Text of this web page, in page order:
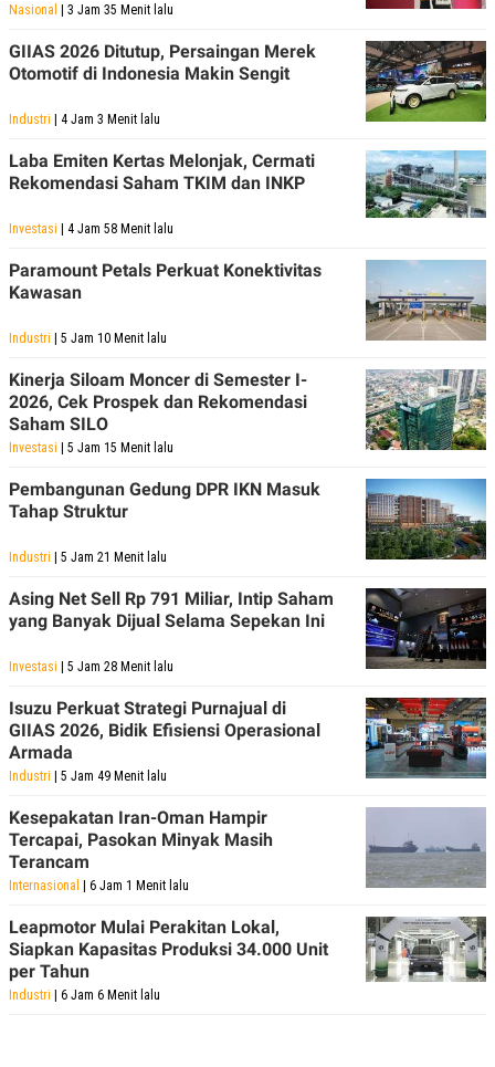
Nasional | 3 Jam 35 Menit lalu
GIIAS 2026 Ditutup, Persaingan Merek
Otomotif di Indonesia Makin Sengit
Industri | 4 Jam 3 Menit lalu
Laba Emiten Kertas Melonjak, Cermati
Rekomendasi Saham TKIM dan INKP
Investasi | 4 Jam 58 Menit lalu
Paramount Petals Perkuat Konektivitas
Kawasan
Industri | 5 Jam 10 Menit lalu
Kinerja Siloam Moncer di Semester I-
2026, Cek Prospek dan Rekomendasi
Saham SILO
Investasi | 5 Jam 15 Menit lalu
Pembangunan Gedung DPR IKN Masuk
Tahap Struktur
Industri | 5 Jam 21 Menit lalu
Asing Net Sell Rp 791 Miliar, Intip Saham
yang Banyak Dijual Selama Sepekan Ini
Investasi | 5 Jam 28 Menit lalu
Isuzu Perkuat Strategi Purnajual di
GIIAS 2026, Bidik Efisiensi Operasional
Armada
Industri | 5 Jam 49 Menit lalu
Kesepakatan Iran-Oman Hampir
Tercapai, Pasokan Minyak Masih
Terancam
Internasional | 6 Jam 1 Menit lalu
Leapmotor Mulai Perakitan Lokal,
Siapkan Kapasitas Produksi 34.000 Unit
per Tahun
Industri | 6 Jam 6 Menit lalu